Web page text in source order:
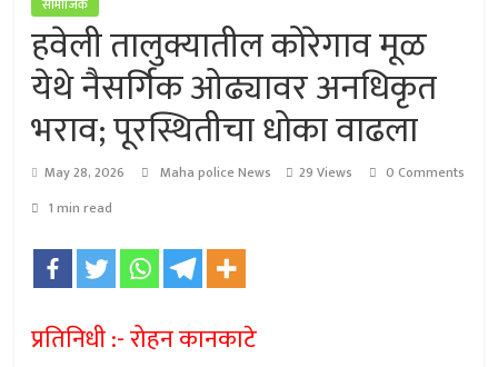
सामाजिक
हवेली तालुक्यातील कोरेगाव मूळ
येथे नैसर्गिक ओढ्यावर अनधिकृत
भराव; पूरस्थितीचा धोका वाढला
May 28, 2026 Maha police News 29 Views
0 Comments
1 min read
प्रतिनिधी :- रोहन कानकाटे